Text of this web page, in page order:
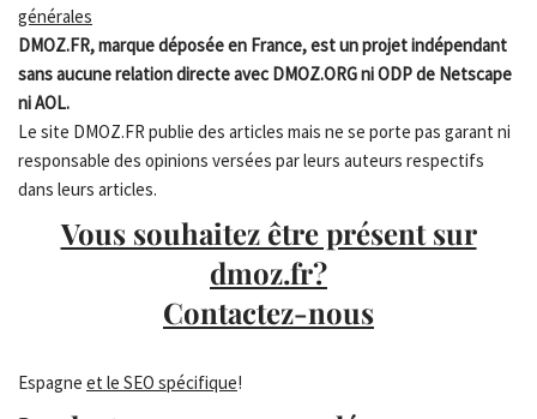
générales
DMOZ.FR, marque déposée en France, est un projet indépendant
sans aucune relation directe avec DMOZ.ORG ni ODP de Netscape
ni AOL.
Le site DMOZ.FR publie des articles mais ne se porte pas garant ni
responsable des opinions versées par leurs auteurs respectifs
dans leurs articles.
Vous souhaitez être présent sur
dmoz.fr?
Contactez-nous
Espagne et le SEO spécifique!